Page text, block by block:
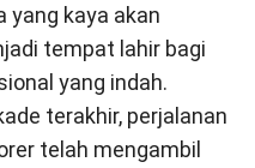
yang kaya akan
tempat lahir bagi
yang indah.
terakhir, perjalanan
telah mengambil